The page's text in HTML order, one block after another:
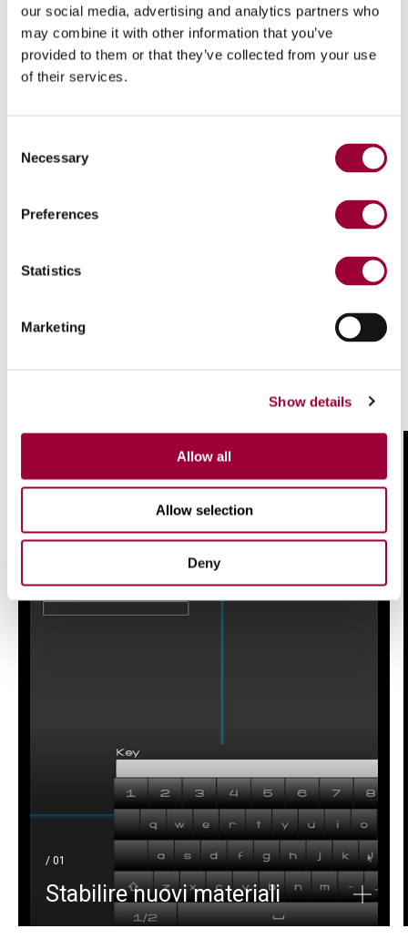
our social media, advertising and analytics partners who
may combine it with other information that you’ve
provided to them or that they’ve collected from your use
of their services.
Selection
Necessary
Preferences
Statistics
Marketing
Show details
Allow all
Allow selection
Deny
Ceramica
Lapitec
Granito
Agglomerati
/ 01
Stabilire nuovi materiali